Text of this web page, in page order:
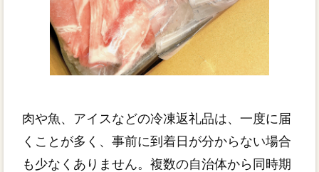
肉や魚、アイスなどの冷凍返礼品は、一度に届
くことが多く、事前に到着日が分からない場合
も少なくありません。複数の自治体から同時期